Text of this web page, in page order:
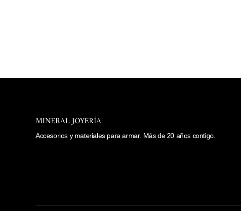
MINERAL JOYERÍA
Accesorios y materiales para armar. Más de 20 años contigo.